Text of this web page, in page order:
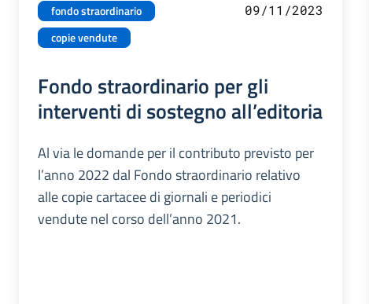
fondo straordinario
copie vendute
09/11/2023
Fondo straordinario per gli
interventi di sostegno all’editoria
Al via le domande per il contributo previsto per
l’anno 2022 dal Fondo straordinario relativo
alle copie cartacee di giornali e periodici
vendute nel corso dell’anno 2021.